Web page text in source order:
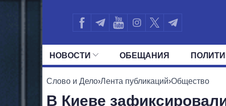
НОВОСТИ ОБЕЩАНИЯ
ВСЕ ПОЛИТИКИ ПРЕЗИДЕНТ И
Слово и Дело›Лента публикаций›Общество
В Киеве